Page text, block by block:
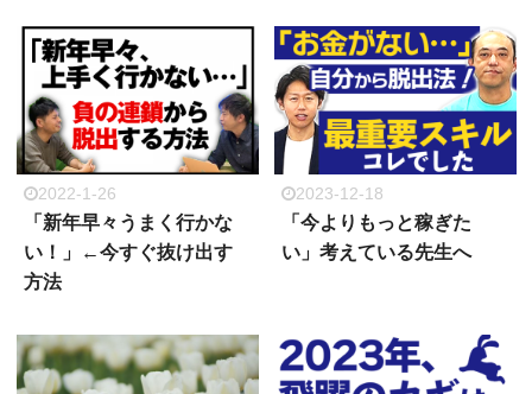
2022-1-26
「新年早々うまく行かな
い！」←今すぐ抜け出す
方法
2023-12-18
「今よりもっと稼ぎた
い」考えている先生へ